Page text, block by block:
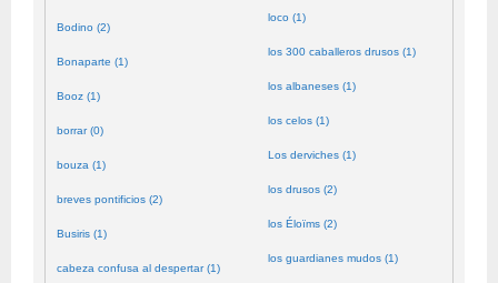
Bodino (2)
Bonaparte (1)
Booz (1)
borrar (0)
bouza (1)
breves pontificios (2)
Busiris (1)
cabeza confusa al despertar (1)
loco (1)
los 300 caballeros drusos (1)
los albaneses (1)
los celos (1)
Los derviches (1)
los drusos (2)
los Éloïms (2)
los guardianes mudos (1)